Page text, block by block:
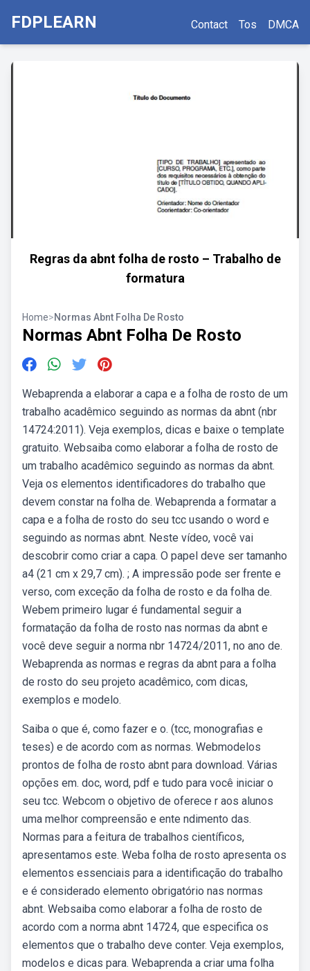
FDPLEARN Contact Tos DMCA
Regras da abnt folha de rosto – Trabalho de
formatura
Home>Normas Abnt Folha De Rosto
Normas Abnt Folha De Rosto
Webaprenda a elaborar a capa e a folha de rosto de um
trabalho acadêmico seguindo as normas da abnt (nbr
14724:2011). Veja exemplos, dicas e baixe o template
gratuito. Websaiba como elaborar a folha de rosto de
um trabalho acadêmico seguindo as normas da abnt.
Veja os elementos identificadores do trabalho que
devem constar na folha de. Webaprenda a formatar a
capa e a folha de rosto do seu tcc usando o word e
seguindo as normas abnt. Neste vídeo, você vai
descobrir como criar a capa. O papel deve ser tamanho
a4 (21 cm x 29,7 cm). ; A impressão pode ser frente e
verso, com exceção da folha de rosto e da folha de.
Webem primeiro lugar é fundamental seguir a
formatação da folha de rosto nas normas da abnt e
você deve seguir a norma nbr 14724/2011, no ano de.
Webaprenda as normas e regras da abnt para a folha
de rosto do seu projeto acadêmico, com dicas,
exemplos e modelo.
Saiba o que é, como fazer e o. (tcc, monografias e
teses) e de acordo com as normas. Webmodelos
prontos de folha de rosto abnt para download. Várias
opções em. doc, word, pdf e tudo para você iniciar o
seu tcc. Webcom o objetivo de oferece r aos alunos
uma melhor compreensão e ente ndimento das.
Normas para a feitura de trabalhos científicos,
apresentamos este. Weba folha de rosto apresenta os
elementos essenciais para a identificação do trabalho
e é considerado elemento obrigatório nas normas
abnt. Websaiba como elaborar a folha de rosto de
acordo com a norma abnt 14724, que especifica os
elementos que o trabalho deve conter. Veja exemplos,
modelos e dicas para. Webaprenda a criar uma folha